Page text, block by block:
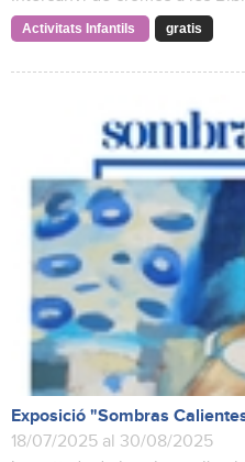
Activitats Infantils gratis
Exposició "Sombras
18/07/2025 al 30/08/2025